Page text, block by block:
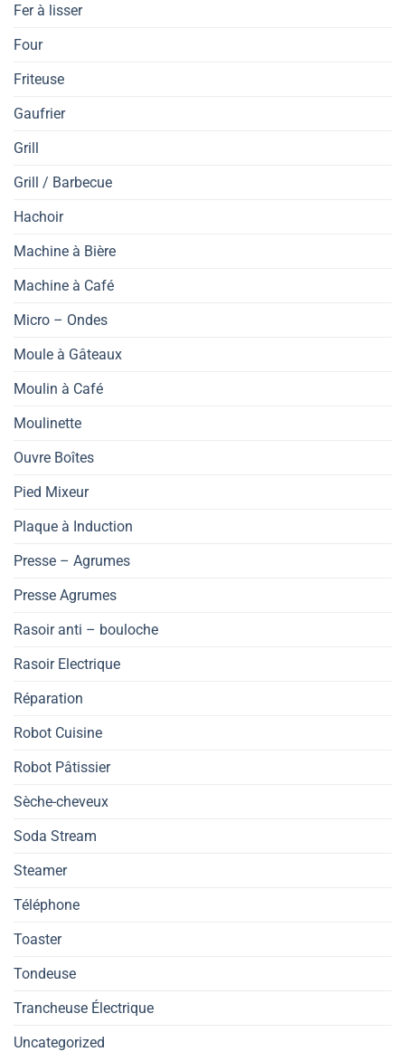
Fer à lisser
Four
Friteuse
Gaufrier
Grill
Grill / Barbecue
Hachoir
Machine à Bière
Machine à Café
Micro – Ondes
Moule à Gâteaux
Moulin à Café
Moulinette
Ouvre Boîtes
Pied Mixeur
Plaque à Induction
Presse – Agrumes
Presse Agrumes
Rasoir anti – bouloche
Rasoir Electrique
Réparation
Robot Cuisine
Robot Pâtissier
Sèche-cheveux
Soda Stream
Steamer
Téléphone
Toaster
Tondeuse
Trancheuse Électrique
Uncategorized